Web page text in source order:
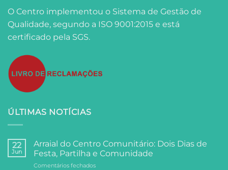
O Centro implementou o Sistema de Gestão de
Qualidade, segundo a ISO 9001:2015 e está
certificado pela SGS.
ÚLTIMAS NOTÍCIAS
22
Jun
Arraial do Centro Comunitário: Dois Dias de
Festa, Partilha e Comunidade
Comentários fechadosem